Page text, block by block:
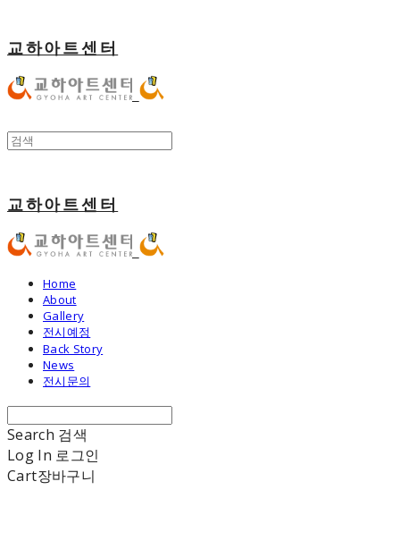
교하아트센터
교하아트센터
Home
About
Gallery
전시예정
Back Story
News
전시문의
Search 검색
Log In 로그인
Cart장바구니